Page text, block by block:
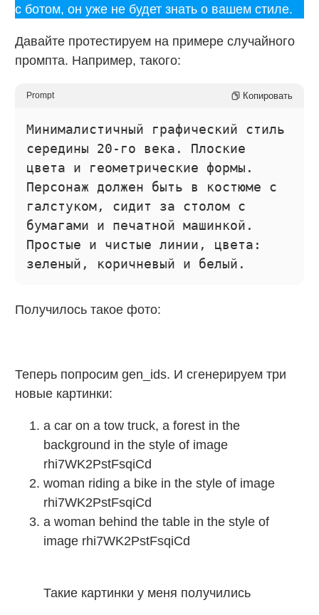
с ботом, он уже не будет знать о вашем стиле.
Давайте протестируем на примере случайного
промпта. Например, такого:
Prompt Копировать
Минималистичный графический стиль
середины 20-го века. Плоские
цвета и геометрические формы.
Персонаж должен быть в костюме с
галстуком, сидит за столом с
бумагами и печатной машинкой.
Простые и чистые линии, цвета:
зеленый, коричневый и белый.
Получилось такое фото:
Теперь попросим gen_ids. И сгенерируем три
новые картинки:
a car on a tow truck, a forest in the
background in the style of image
rhi7WK2PstFsqiCd
woman riding a bike in the style of image
rhi7WK2PstFsqiCd
a woman behind the table in the style of
image rhi7WK2PstFsqiCd
Такие картинки у меня получились